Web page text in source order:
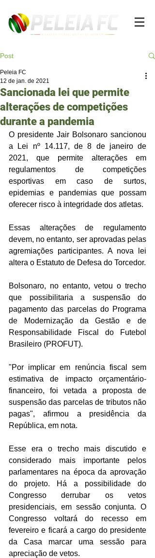
Post
Sancionada lei que permite
alterações de competições
durante a pandemia
Peleia FC
12 de jan. de 2021
O presidente Jair Bolsonaro sancionou
a Lei nº 14.117, de 8 de janeiro de
2021, que permite alterações em
regulamentos de competições
esportivas em caso de surtos,
epidemias e pandemias que possam
oferecer risco à integridade dos atletas.
Essas alterações de regulamento
devem, no entanto, ser aprovadas pelas
agremiações participantes. A nova lei
altera o Estatuto de Defesa do Torcedor.
Bolsonaro, no entanto, vetou o trecho
que possibilitaria a suspensão do
pagamento das parcelas do Programa
de Modernização da Gestão e de
Responsabilidade Fiscal do Futebol
Brasileiro (PROFUT).
"Por implicar em renúncia fiscal sem
estimativa de impacto orçamentário-
financeiro, foi vetada a proposta de
suspensão das parcelas de tributos não
pagas", afirmou a presidência da
República, em nota.
Esse era o trecho mais discutido e
considerado mais importante pelos
parlamentares na época da aprovação
do projeto. Há a possibilidade do
Congresso derrubar os vetos
presidenciais, em sessão conjunta. O
Congresso voltará do recesso em
fevereiro e ficará a cargo do presidente
da Casa marcar uma sessão para
apreciação de vetos.